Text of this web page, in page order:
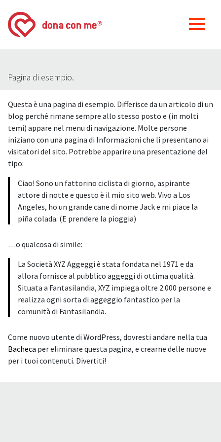
Pagina di esempio.
Questa è una pagina di esempio. Differisce da un articolo di un
blog perché rimane sempre allo stesso posto e (in molti
temi) appare nel menu di navigazione. Molte persone
iniziano con una pagina di Informazioni che li presentano ai
visitatori del sito. Potrebbe apparire una presentazione del
tipo:
Ciao! Sono un fattorino ciclista di giorno, aspirante
attore di notte e questo è il mio sito web. Vivo a Los
Angeles, ho un grande cane di nome Jack e mi piace la
piña colada. (E prendere la pioggia)
…o qualcosa di simile:
La Società XYZ Aggeggi è stata fondata nel 1971 e da
allora fornisce al pubblico aggeggi di ottima qualità.
Situata a Fantasilandia, XYZ impiega oltre 2.000 persone e
realizza ogni sorta di aggeggio fantastico per la
comunità di Fantasilandia.
Come nuovo utente di WordPress, dovresti andare nella tua
Bacheca per eliminare questa pagina, e crearne delle nuove
per i tuoi contenuti. Divertiti!